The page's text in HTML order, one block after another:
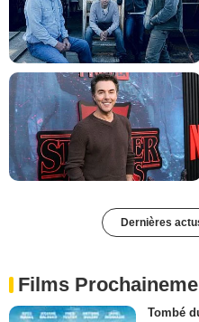
Dernières
Films
Tombé